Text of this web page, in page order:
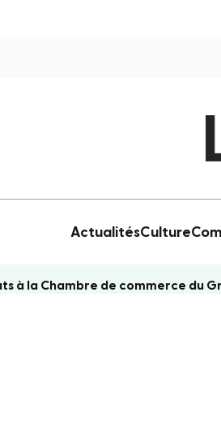
ActualitésCulture
à la Chambre de commerce du